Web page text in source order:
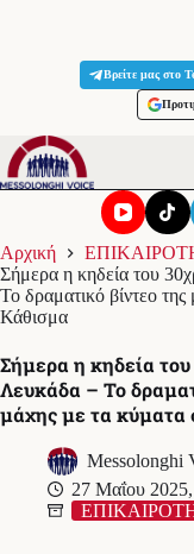
Βρείτε μας στο
Αρχική
Σήμερα η κηδεία του
Το δραματικό βίντεο
Κάθισμα
Σήμερα η κηδεία
Λευκάδα – Το
μάχης με τα κύματα
Messolonghi
27 Μαΐου